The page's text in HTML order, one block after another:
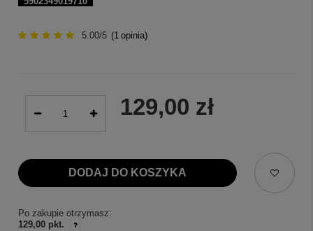
5.00/5 (1 opinia)
129,00 zł
DODAJ DO KOSZYKA
Po zakupie otrzymasz:
129,00 pkt.